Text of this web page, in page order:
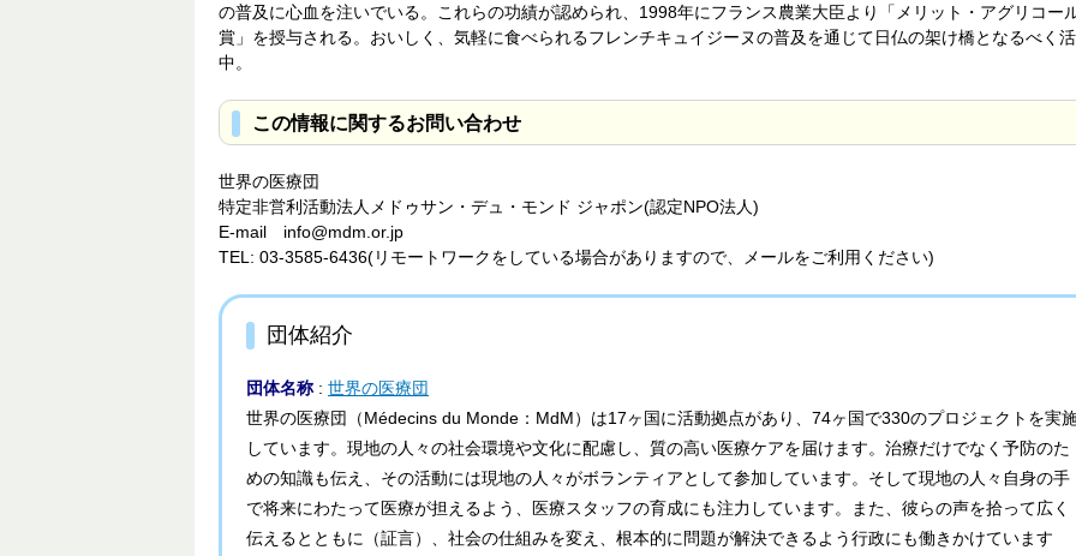
の普及に心血を注いでいる。これらの功績が認められ、1998年にフランス農業大臣より「メリット・アグリコー
賞」を授与される。おいしく、気軽に食べられるフレンチキュイジーヌの普及を通じて日仏の架け橋となるべく
中。
この情報に関するお問い合わせ
世界の医療団
特定非営利活動法人メドゥサン・デュ・モンド ジャポン(認定NPO法人)
E-mail info@mdm.or.jp
TEL: 03-3585-6436(リモートワークをしている場合がありますので、メールをご利用ください)
団体紹介
団体名称 : 世界の医療団
世界の医療団（Médecins du Monde：MdM）は17ヶ国に活動拠点があり、74ヶ国で330のプロジェクトを実
しています。現地の人々の社会環境や文化に配慮し、質の高い医療ケアを届けます。治療だけでなく予防のた
めの知識も伝え、その活動には現地の人々がボランティアとして参加しています。そして現地の人々自身の手
で将来にわたって医療が担えるよう、医療スタッフの育成にも注力しています。また、彼らの声を拾って広く
伝えるとともに（証言）、社会の仕組みを変え、根本的に問題が解決できるよう行政にも働きかけています